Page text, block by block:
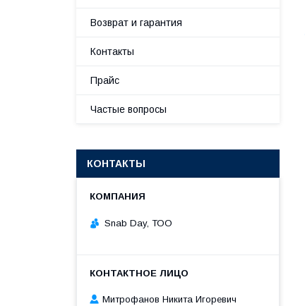
Возврат и гарантия
Контакты
Прайс
Частые вопросы
КОНТАКТЫ
Snab Day, ТОО
Митрофанов Никита Игоревич